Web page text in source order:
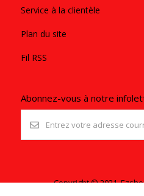
Service à la clientèle
Plan du site
Fil RSS
Abonnez-vous à notre
Copyright © 2021.